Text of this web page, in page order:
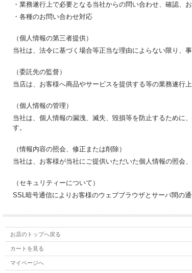
・業務遂行上で必要となる当社からの問い合わせ、確認、
・各種のお問い合わせ対応
（個人情報の第三者提供）
当社は、法令に基づく場合等正当な理由によらない限り、
（委託先の監督）
当店は、お客様へ商品やサービスを提供する等の業務遂行
（個人情報の管理）
当社は、個人情報の漏洩、滅失、毀損等を防止するために
す。
（情報内容の照会、修正または削除）
当社は、お客様が当社にご提供いただいた個人情報の照会
（セキュリティーについて）
SSL暗号通信によりお客様のウェブブラウザとサーバ間の
お店のトップへ戻る
カートを見る
マイページへ